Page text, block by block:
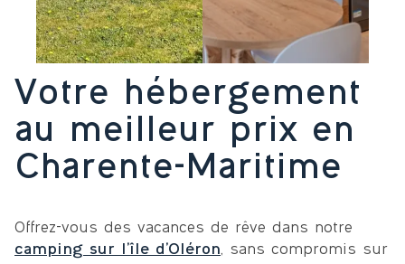
Votre hébergement
au meilleur prix en
Charente-Maritime
Offrez-vous des vacances de rêve dans notre
camping sur l’île d’Oléron , sans compromis sur